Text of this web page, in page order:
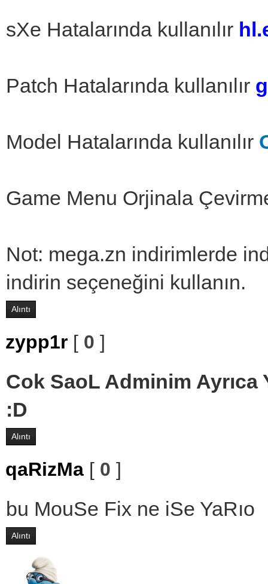
sXe Hatalarında kullanılır
Patch Hatalarında kullanılır
Model Hatalarında kullanılır
Game Menu Orjinala
Not: mega.zn indirimlerde
indirin seçeneğini kullanın.
Alıntı
zypp1r [ 0 ]
Cok SaoL Adminim Ayrıca
:D
Alıntı
qaRizMa [ 0 ]
bu MouSe Fix ne iSe YaRıo
Alıntı